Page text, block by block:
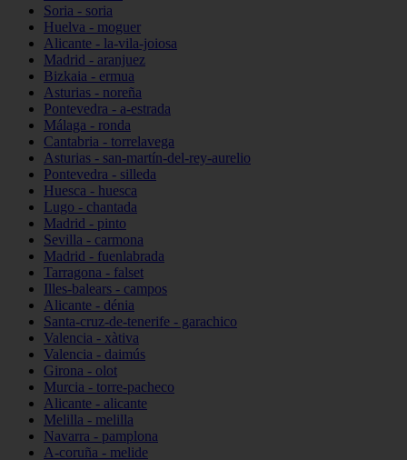
Soria - soria
Huelva - moguer
Alicante - la-vila-joiosa
Madrid - aranjuez
Bizkaia - ermua
Asturias - noreña
Pontevedra - a-estrada
Málaga - ronda
Cantabria - torrelavega
Asturias - san-martín-del-rey-aurelio
Pontevedra - silleda
Huesca - huesca
Lugo - chantada
Madrid - pinto
Sevilla - carmona
Madrid - fuenlabrada
Tarragona - falset
Illes-balears - campos
Alicante - dénia
Santa-cruz-de-tenerife - garachico
Valencia - xàtiva
Valencia - daimús
Girona - olot
Murcia - torre-pacheco
Alicante - alicante
Melilla - melilla
Navarra - pamplona
A-coruña - melide